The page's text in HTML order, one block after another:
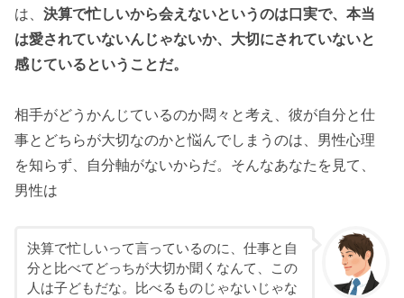
は、決算で忙しいから会えないというのは口実で、本当
は愛されていないんじゃないか、大切にされていないと
感じているということだ。
相手がどうかんじているのか悶々と考え、彼が自分と仕
事とどちらが大切なのかと悩んでしまうのは、男性心理
を知らず、自分軸がないからだ。そんなあなたを見て、
男性は
決算で忙しいって言っているのに、仕事と自
分と比べてどっちが大切か聞くなんて、この
人は子どもだな。比べるものじゃないじゃな